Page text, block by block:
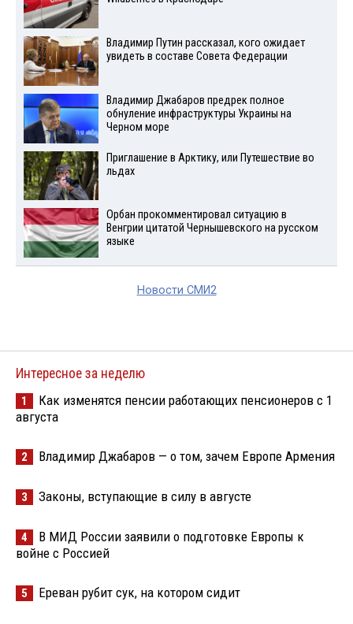
Владимир Путин рассказал, кого ожидает
увидеть в составе Совета Федерации
Владимир Джабаров предрек полное
обнуление инфраструктуры Украины на
Черном море
Приглашение в Арктику, или Путешествие во
льдах
Орбан прокомментировал ситуацию в
Венгрии цитатой Чернышевского на русском
языке
Новости СМИ2
Интересное за неделю
1
Как изменятся пенсии работающих пенсионеров с 1
августа
2 Владимир Джабаров — о том, зачем Европе Армения
3 Законы, вступающие в силу в августе
4
В МИД России заявили о подготовке Европы к
войне с Россией
5 Ереван рубит сук, на котором сидит